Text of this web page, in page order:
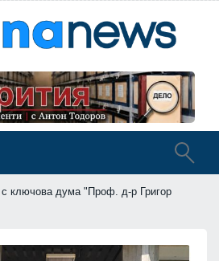
с ключова дума "Проф. д-р Григор